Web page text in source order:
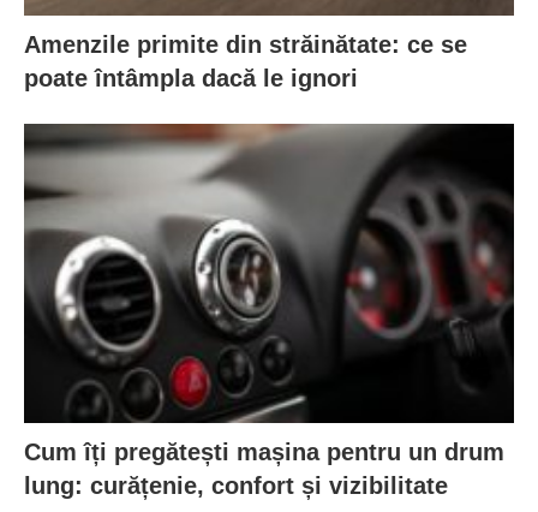
Amenzile primite din străinătate: ce se
poate întâmpla dacă le ignori
Cum îți pregătești mașina pentru un drum
lung: curățenie, confort și vizibilitate